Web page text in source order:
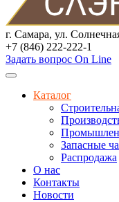
г. Самара, ул.
+7 (846) 222-222-1
Задать вопрос On Line
Каталог
Запасные
Распродажа
О нас
Контакты
Новости